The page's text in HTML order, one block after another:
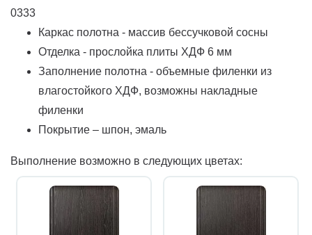
0333
Каркас полотна - массив бессучковой сосны
Отделка - прослойка плиты ХДФ 6 мм
Заполнение полотна - объемные филенки из
влагостойкого ХДФ, возможны накладные
филенки
Покрытие – шпон, эмаль
Выполнение возможно в следующих цветах: